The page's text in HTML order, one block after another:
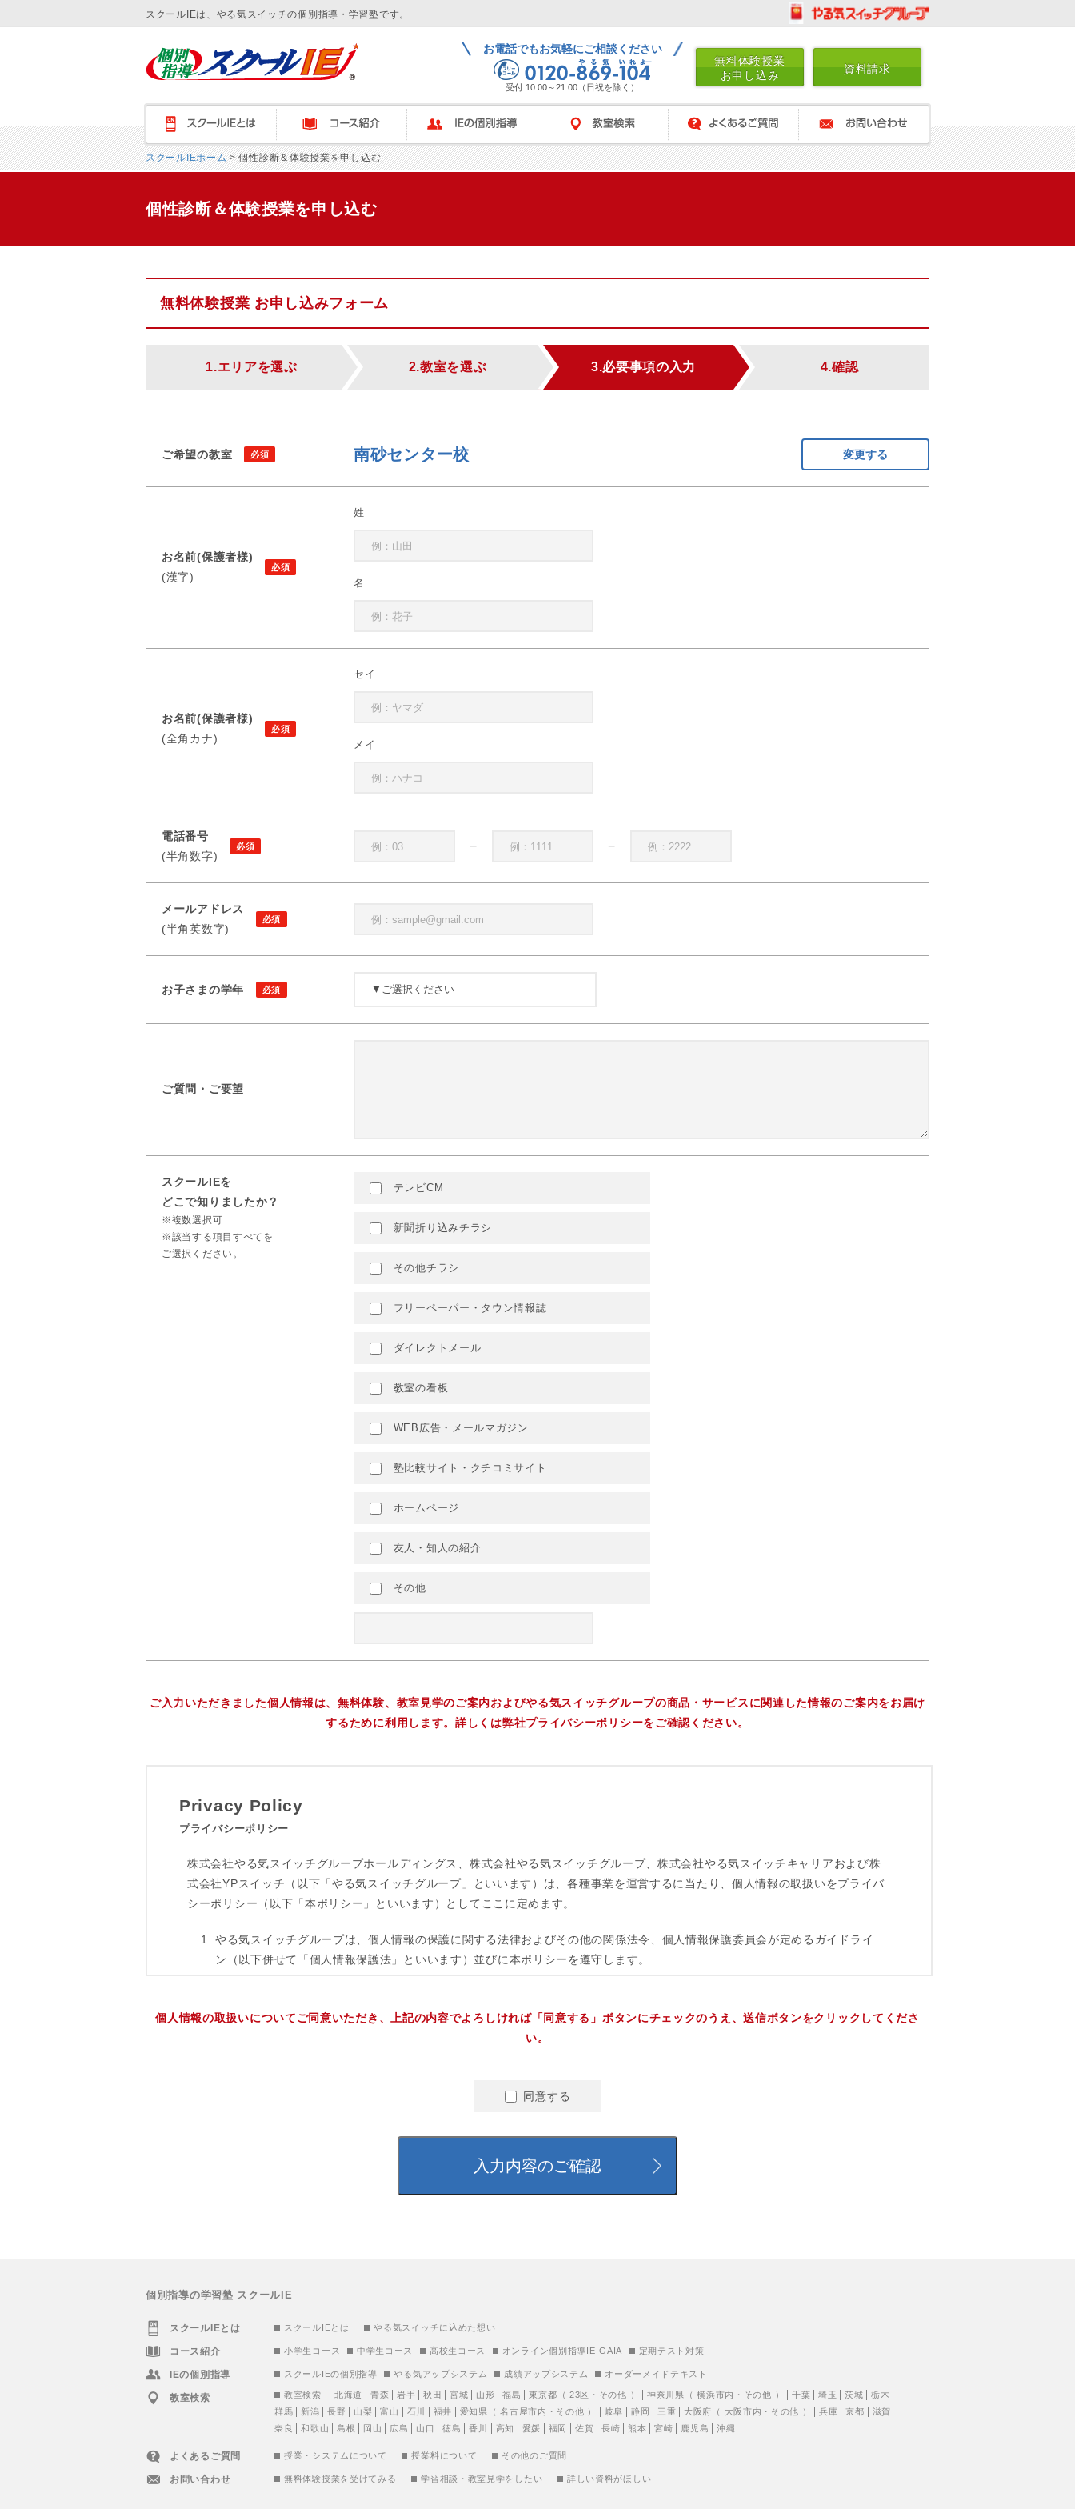
スクールIEは、やる気スイッチの個別指導・学習塾です。
お電話でもお気軽にご相談ください
受付 10:00～21:00（日祝を除く）
無料体験授業
お申し込み
資料請求
スクールＩＥとは コース紹介 IEの個別指導 教室検索 よくあるご質問 お問い合わせ
スクールIEホーム> 個性診断＆体験授業を申し込む
個性診断＆体験授業を申し込む
無料体験授業 お申し込みフォーム
1.エリアを選ぶ 2.教室を選ぶ 3.必要事項の入力 4.確認
ご希望の教室 南砂センター校 変更する
お名前(保護者様)
(漢字)
姓
名
お名前(保護者様)
(全角カナ)
セイ
メイ
電話番号
(半角数字)
− −
メールアドレス
(半角英数字)
お子さまの学年
ご質問・ご要望
スクールIEを
どこで知りましたか？
※複数選択可
※該当する項目すべてを
ご選択ください。
テレビCM
新聞折り込みチラシ
その他チラシ
フリーペーパー・タウン情報誌
ダイレクトメール
教室の看板
WEB広告・メールマガジン
塾比較サイト・クチコミサイト
ホームページ
友人・知人の紹介
その他
ご入力いただきました個人情報は、無料体験、教室見学のご案内およびやる気スイッチグループの商品・サービスに関連した情報のご案内をお届け
するために利用します。詳しくは弊社プライバシーポリシーをご確認ください。
個人情報の取扱いについてご同意いただき、上記の内容でよろしければ「同意する」ボタンにチェックのうえ、送信ボタンをクリックしてくださ
い。
同意する
個別指導の学習塾 スクールIE
スクールIEとは スクールIEとは やる気スイッチに込めた想い
コース紹介 小学生コース 中学生コース 高校生コース オンライン個別指導IE-GAIA 定期テスト対策
IEの個別指導 スクールIEの個別指導 やる気アップシステム 成績アップシステム オーダーメイドテキスト
教室検索 教室検索 北海道 青森 岩手 秋田 宮城 山形 福島 東京都 （ 23区 ・ その他 ） 神奈川県 （横浜市内 ・ その他 ） 千葉 埼玉 茨城
栃木
群馬
新潟 長野 山梨 富山 石川 福井 愛知県 （名古屋市内 ・ その他 ） 岐阜 静岡 三重 大阪府 （ 大阪市内 ・ その他 ） 兵庫 京都
滋賀
奈良
和歌山 島根 岡山 広島 山口 徳島 香川 高知 愛媛 福岡 佐賀 長崎 熊本 宮崎 鹿児島 沖縄
よくあるご質問 授業・システムについて 授業料について その他のご質問
お問い合わせ 無料体験授業を受けてみる 学習相談・教室見学をしたい 詳しい資料がほしい